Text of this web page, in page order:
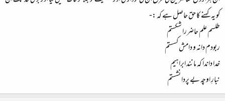
کو یہ کہنے کا حق حاصل ہے کہ :-
طلسم علم حاضررا شکستم
ربودم دانہ و دامش کسستم
خدا داندا کہ مانند ابراہیم
نبارِ اوچہ بے پردا نشستم